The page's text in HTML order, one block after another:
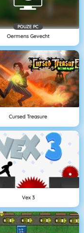
POUZE PC
Oermens Gevecht
Cursed Treasure
Vex 3